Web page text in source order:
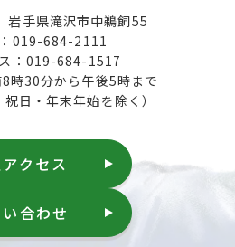
手県滝沢市中鵜飼55
019-684-2111
：019-684-1517
時30分から午後5時まで
祝日・年末年始を除く）
クセス
合わせ